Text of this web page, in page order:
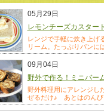
05月29日
レモンチーズカスター
レンジで手軽に炊き上げ
リーム。たっぷりパンには
09月04日
野外で作る！ミニバー
野外料理用にアレンジし
ぜるだけ♪ あとはのんび